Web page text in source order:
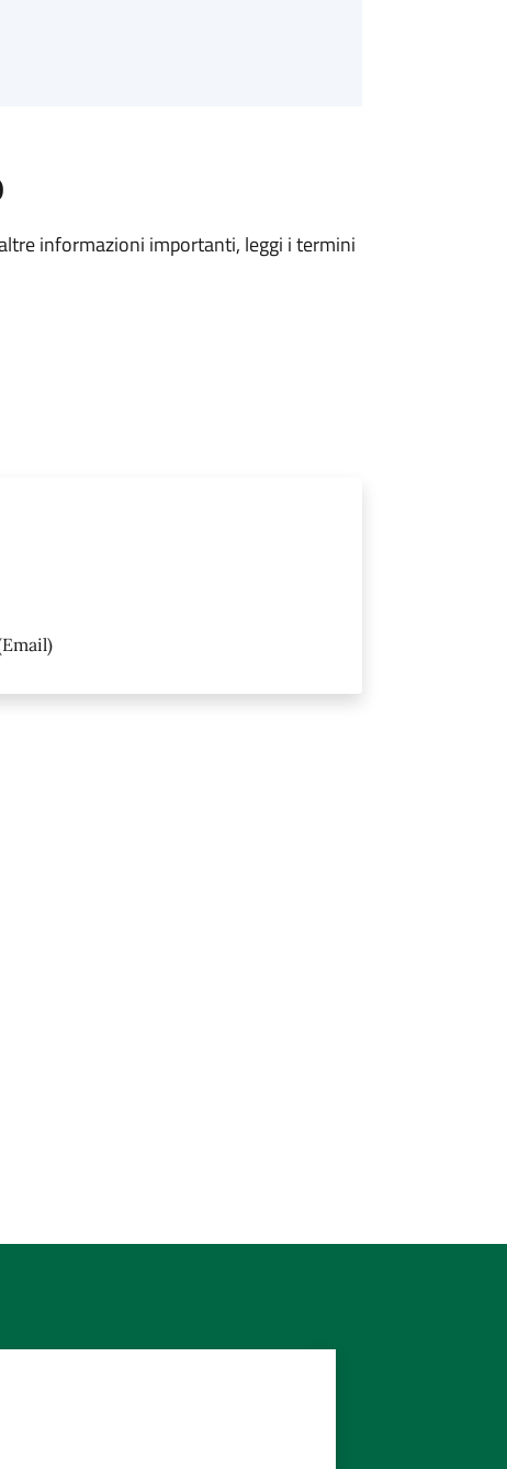
informazioni importanti, leggi i termini